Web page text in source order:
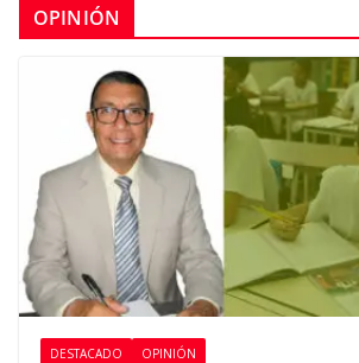
OPINIÓN
DESTACADO OPINIÓN